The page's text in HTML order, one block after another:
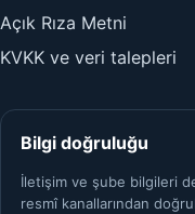
Açık Rıza Metni
KVKK ve veri talepleri
Bilgi doğruluğu
İletişim ve şube bilgileri
resmî kanallarından